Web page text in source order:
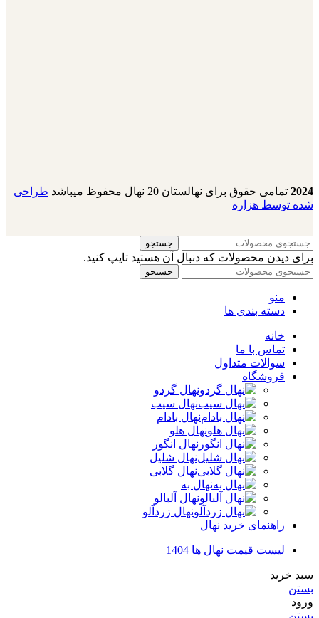
2024 تمامی حقوق برای نهالستان 20 نهال محفوظ میباشد
طراحی
شده توسط هزاره
جستجو
برای دیدن محصولات که دنبال آن هستید تایپ کنید.
جستجو
منو
دسته بندی ها
خانه
تماس با ما
سوالات متداول
فروشگاه
نهال گردو
نهال سیب
نهال بادام
نهال هلو
نهال انگور
نهال شلیل
نهال گلابی
نهال به
نهال آلبالو
نهال زردآلو
راهنمای خرید نهال
لیست قیمت نهال ها 1404
سبد خرید
بستن
ورود